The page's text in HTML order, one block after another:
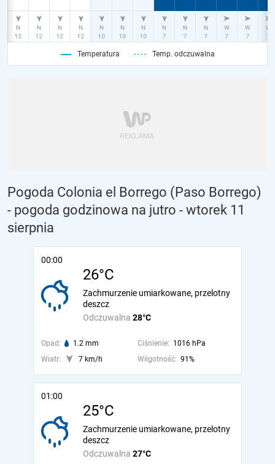
Temperatura Temp. odczuwalna
Pogoda Colonia el Borrego (Paso Borrego)
- pogoda godzinowa na jutro - wtorek 11
sierpnia
00:00
26°C
Odczuwalna 28°C
Zachmurzenie umiarkowane, przelotny
deszcz
Opad: 1.2 mm Ciśnienie: 1016 hPa
Wiatr:
7 km/h Wilgotność: 91%
01:00
25°C
Odczuwalna 27°C
Zachmurzenie umiarkowane, przelotny
deszcz